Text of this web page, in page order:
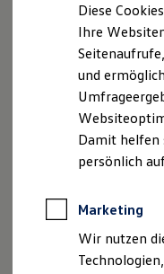
Behörden
Anpfiff zum
Elektromobilität
Elektroautos
ID.
ID.
Reichweite
Laden
Laden
Datenschutzerklärungen
Lizenzhinweise Dritter
Angaben zum Digital
Disclaimer von
Die in dieser
Ausstattungen
Diese
Ihre
und
Damit helfen
persönlich
Marketing
Wir nutzen